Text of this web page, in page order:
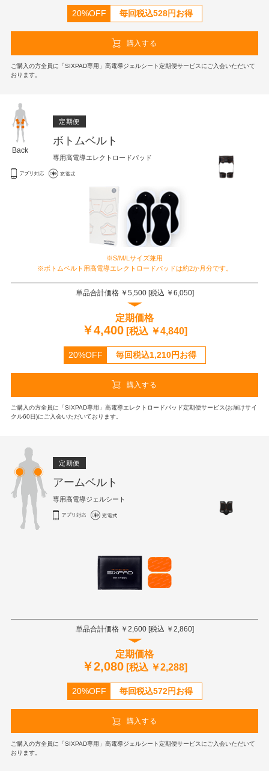
20%OFF 毎回税込528円お得
購入する
ご購入の方全員に「SIXPAD専用」高電導ジェルシート定期便サービスにご入会いただいて
おります。
Back
定期便
ボトムベルト
専用高電導エレクトロードパッド
※S/M/Lサイズ兼用
※ボトムベルト用高電導エレクトロードパッドは約2か月分です。
単品合計価格 ￥ 5,500[税込 ￥ 6,050]
定期価格
￥4,400 [税込 ￥4,840]
20%OFF 毎回税込1,210円お得
購入する
ご購入の方全員に「SIXPAD専用」高電導エレクトロードパッド定期便サービス(お届けサイ
クル60日)にご入会いただいております。
定期便
アームベルト
専用高電導ジェルシート
単品合計価格 ￥ 2,600[税込 ￥ 2,860]
定期価格
￥2,080 [税込 ￥2,288]
20%OFF 毎回税込572円お得
購入する
ご購入の方全員に「SIXPAD専用」高電導ジェルシート定期便サービスにご入会いただいて
おります。